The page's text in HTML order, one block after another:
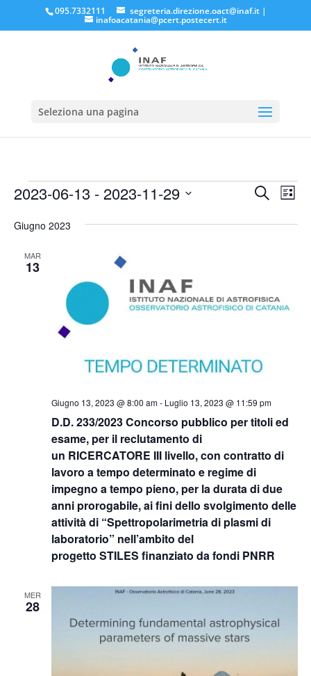
095.7332111 segreteria.direzione.oact@inaf.it|
inafoacatania@pcert.postecert.it
Seleziona una pagina
Eventi Eventi
e
CercaLista
2023-06-13 - 2023-11-29
la
Giugno 2023
MAR
13
D.D. 233/2023 Concorso pubblico per titoli ed
esame, per il reclutamento di
un RICERCATORE III livello, con contratto di
lavoro a tempo determinato e regime di
impegno a tempo pieno, per la durata di due
anni prorogabile, ai fini dello svolgimento delle
attività di “Spettropolarimetria di plasmi di
laboratorio” nell’ambito del
progetto STILES finanziato da fondi PNRR
Giugno 13, 2023 @ 8:00 am- Luglio 13, 2023 @ 11:59 pm
MER
28